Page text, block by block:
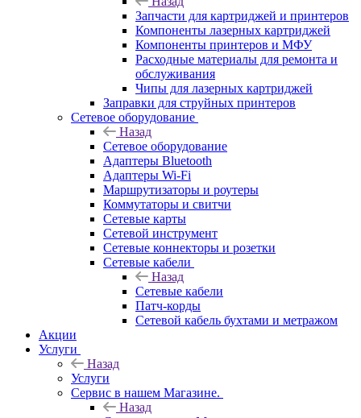
Запчасти для картриджей и принтеров
Компоненты лазерных картриджей
Компоненты принтеров и МФУ
Расходные материалы для ремонта и
обслуживания
Чипы для лазерных картриджей
Заправки для струйных принтеров
Сетевое оборудование
Назад
Сетевое оборудование
Адаптеры Bluetooth
Адаптеры Wi-Fi
Маршрутизаторы и роутеры
Коммутаторы и свитчи
Сетевые карты
Сетевой инструмент
Сетевые коннекторы и розетки
Сетевые кабели
Назад
Сетевые кабели
Патч-корды
Сетевой кабель бухтами и метражом
Акции
Услуги
Назад
Услуги
Сервис в нашем Магазине.
Назад